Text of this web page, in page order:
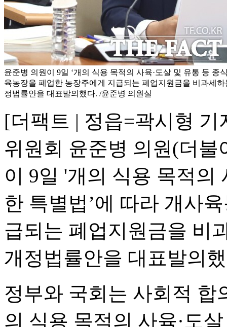
윤준병 의원이 9일 ‘개의 식용 목적의 사육·도살 및 유통 등 종
육농장을 폐업한 농장주에게 지급되는 폐업지원금을 비과세
정법률안을 대표발의했다. /윤준병 의원실
[더팩트 | 정읍=곽시형
위원회 윤준병 의원(더불
이 9일 '개의 식용 목적의
한 특별법’에 따라 개사
급되는 폐업지원금을 비
개정법률안을 대표발의
정부와 국회는 사회적 합
의 식용 목적의 사육·도